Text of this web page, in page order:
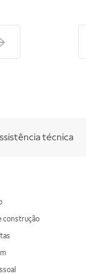
técnica
construção